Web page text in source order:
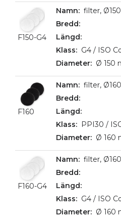
F150-G4
filter,
G4 / ISO
Ø 150
F160
filter,
PPI30 /
Ø 160
F160-G4
filter,
G4 / ISO
Ø 160